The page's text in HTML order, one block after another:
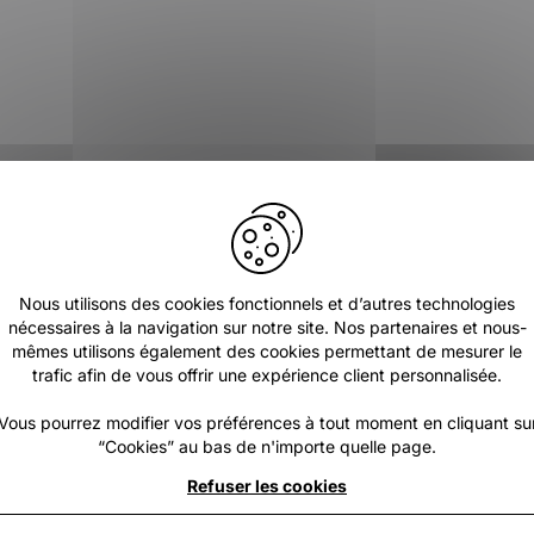
pour une
notre sélection de bougies et encens lifestyle. Parfaites pour
de l'océan et l'esprit du surf dans leur quotidien.
Nous utilisons des cookies fonctionnels et d’autres technologies
nécessaires à la navigation sur notre site. Nos partenaires et nous-
mêmes utilisons également des cookies permettant de mesurer le
trafic afin de vous offrir une expérience client personnalisée.
pourrez modifier vos préférences à tout moment en cliquant
“Cookies” au bas de n'importe quelle page.
Refuser les cookies